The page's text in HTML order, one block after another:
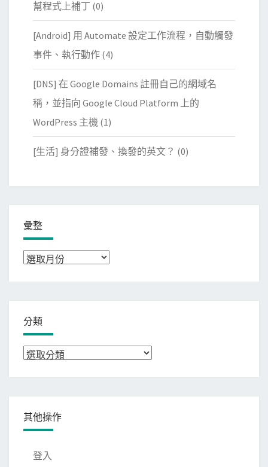
幫程式上補丁 (0)
[Android] 用 Automate 設定工作流程，自動觸發
事件、執行動作 (4)
[DNS] 在 Google Domains 註冊自己的網域名
稱，並指向 Google Cloud Platform 上的
WordPress 主機 (1)
[生活] 身分證補發、換發的英文？ (0)
彙整
彙
分類
分
其他操作
登入